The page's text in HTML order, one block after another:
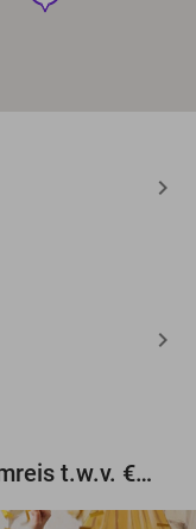
Maak gratis kans op een droomreis t.w.v. €3.000!